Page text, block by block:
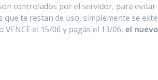
controlados por el servidor, para
que te restan de uso, simplemente se
VENCE el 15/06 y pagás el 13/06, el